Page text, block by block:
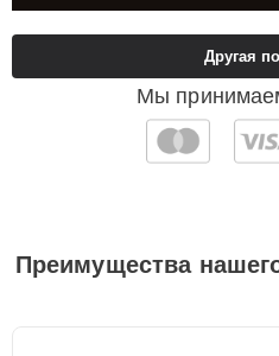
Мы
Другая
Преимущества